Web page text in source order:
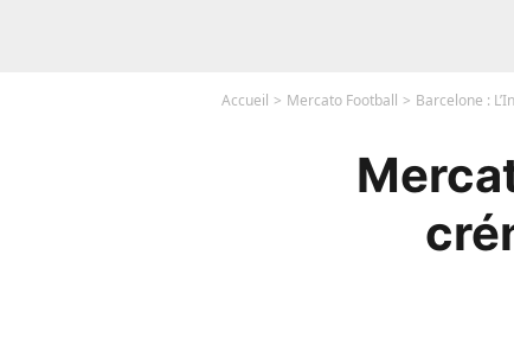
Accueil Mercato Football Barcelone :